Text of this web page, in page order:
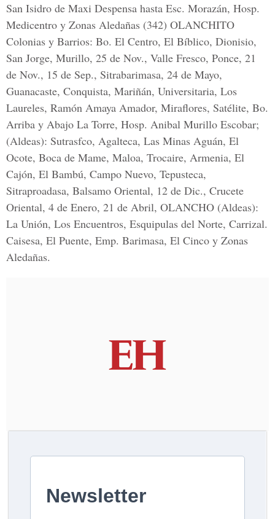
San Isidro de Maxi Despensa hasta Esc. Morazán, Hosp.
Medicentro y Zonas Aledañas (342) OLANCHITO
Colonias y Barrios: Bo. El Centro, El Bíblico, Dionisio,
San Jorge, Murillo, 25 de Nov., Valle Fresco, Ponce, 21
de Nov., 15 de Sep., Sitrabarimasa, 24 de Mayo,
Guanacaste, Conquista, Mariñán, Universitaria, Los
Laureles, Ramón Amaya Amador, Miraflores, Satélite, Bo.
Arriba y Abajo La Torre, Hosp. Anibal Murillo Escobar;
(Aldeas): Sutrasfco, Agalteca, Las Minas Aguán, El
Ocote, Boca de Mame, Maloa, Trocaire, Armenia, El
Cajón, El Bambú, Campo Nuevo, Tepusteca,
Sitraproadasa, Balsamo Oriental, 12 de Dic., Crucete
Oriental, 4 de Enero, 21 de Abril, OLANCHO (Aldeas):
La Unión, Los Encuentros, Esquipulas del Norte, Carrizal.
Caisesa, El Puente, Emp. Barimasa, El Cinco y Zonas
Aledañas.